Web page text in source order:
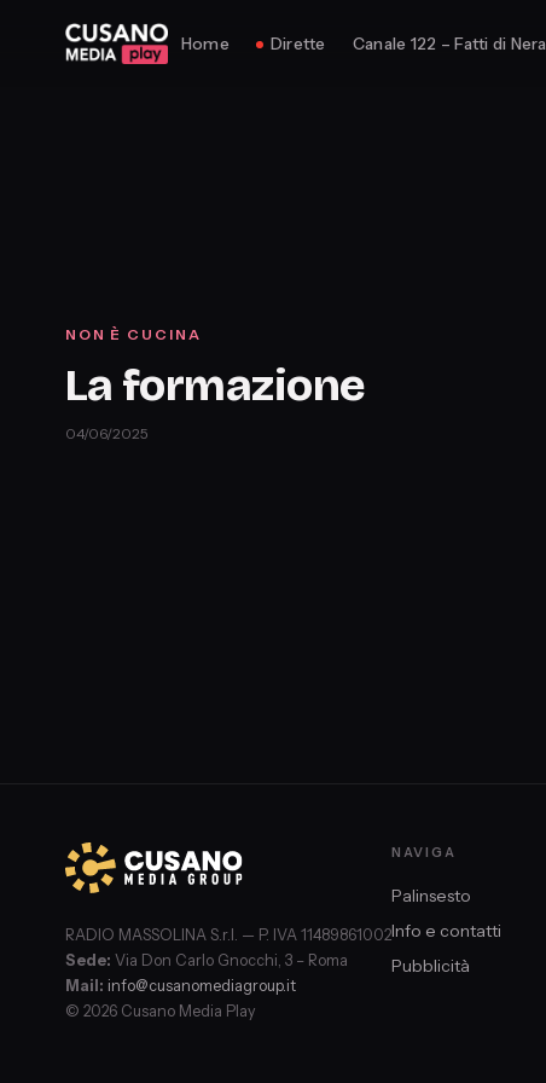
Home Dirette Canale 122 – Fatti di Nera
NON È CUCINA
La formazione
04/06/2025
RADIO MASSOLINA S.r.l. — P. IVA 11489861002
Sede: Via Don Carlo Gnocchi, 3 – Roma
Mail: info@cusanomediagroup.it
© 2026 Cusano Media Play
NAVIGA
Palinsesto
Info e contatti
Pubblicità